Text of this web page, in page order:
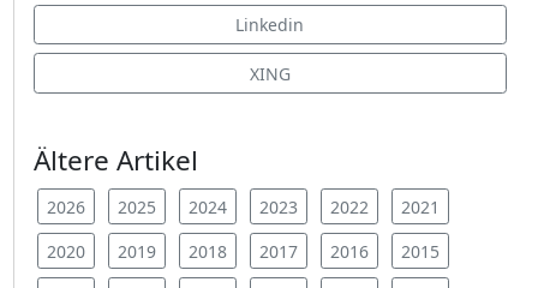
Linkedin
XING
Ältere Artikel
2026 2025 2024 2023 2022
2021
2020
2019 2018 2017 2016
2015